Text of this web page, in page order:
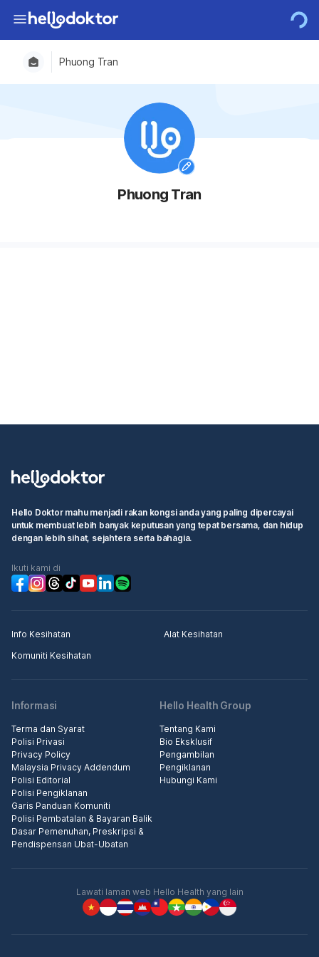
Phuong Tran
Phuong Tran
Hello Doktor mahu menjadi rakan kongsi anda yang paling dipercayai
untuk membuat lebih banyak keputusan yang tepat bersama, dan hidup
dengan lebih sihat, sejahtera serta bahagia.
Ikuti kami di
Info Kesihatan
Alat Kesihatan
Komuniti Kesihatan
Informasi
Terma dan Syarat
Polisi Privasi
Privacy Policy
Malaysia Privacy Addendum
Polisi Editorial
Polisi Pengiklanan
Garis Panduan Komuniti
Polisi Pembatalan & Bayaran Balik
Dasar Pemenuhan, Preskripsi &
Pendispensan Ubat-Ubatan
Hello Health Group
Tentang Kami
Bio Eksklusif
Pengambilan
Pengiklanan
Hubungi Kami
Lawati laman web Hello Health yang lain